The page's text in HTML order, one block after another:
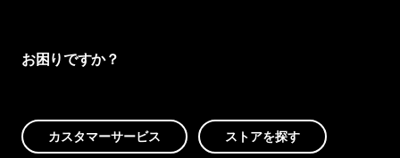
お困りですか？
カスタマーサービス ストアを探す